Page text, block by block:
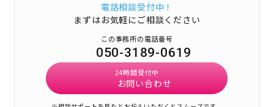
電話相談受付中！
まずはお気軽にご相談ください
この事務所の電話番号
050-3189-0619
24時間受付中
お問い合わせ